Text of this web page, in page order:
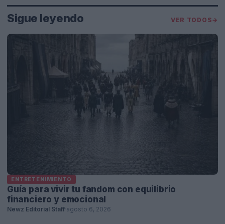
Sigue leyendo VER TODOS→
ENTRETENIMIENTO
Guía para vivir tu fandom con equilibrio
financiero y emocional
Newz Editorial Staff agosto 6, 2026